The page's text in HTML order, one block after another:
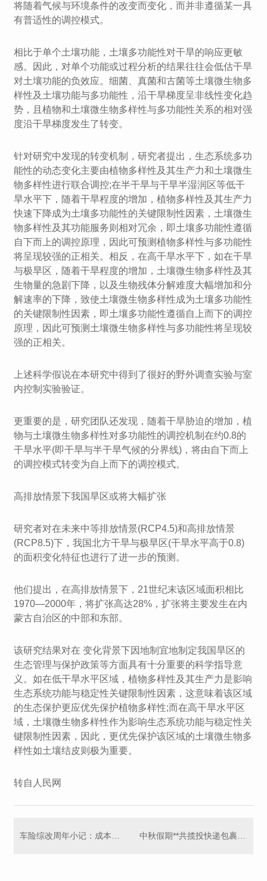
将随着气候与环境条件的改变而变化，而并非遵循某一具
有普适性的调控模式。
相比于单个土壤功能，土壤多功能性对干旱的响应更敏
感。因此，对单个功能或过程分析的结果往往会低估干旱
对土壤功能的负效应。细菌、真菌和古菌等土壤微生物多
样性及土壤功能与多功能性，沿干旱梯度呈非线性变化趋
势，且植物和土壤微生物多样性与多功能性关系的相对强
度沿干旱梯度发生了转变。
针对研究中发现的转变机制，研究者提出，生态系统多功
能性的动态变化主要由植物多样性及其生产力和土壤微生
物多样性进行联合调控;在半干旱与干旱半湿润区等低干
旱水平下，随着干旱程度的增加，植物多样性及其生产力
快速下降成为土壤多功能性的关键限制性因素，土壤微生
物多样性及其功能服务则相对冗余，即土壤多功能性遵循
自下而上的调控原理，因此可预测植物多样性与多功能性
将呈现较强的正相关。相反，在高干旱水平下，如在干旱
与极旱区，随着干旱程度的增加，土壤微生物多样性及其
生物量的急剧下降，以及生物残体分解难度大幅增加和分
解速率的下降，致使土壤微生物多样性成为土壤多功能性
的关键限制性因素，即土壤多功能性遵循自上而下的调控
原理，因此可预测土壤微生物多样性与多功能性将呈现较
强的正相关。
上述科学假说在本研究中得到了很好的野外调查实验与室
内控制实验验证。
更重要的是，研究团队还发现，随着干旱胁迫的增加，植
物与土壤微生物多样性对多功能性的调控机制在约0.8的
干旱水平(即干旱与半干旱气候的分界线)，将由自下而上
的调控模式转变为自上而下的调控模式。
高排放情景下我国旱区或将大幅扩张
研究者对在未来中等排放情景(RCP4.5)和高排放情景
(RCP8.5)下，我国北方干旱与极旱区(干旱水平高于0.8)
的面积变化特征也进行了进一步的预测。
他们提出，在高排放情景下，21世纪末该区域面积相比
1970—2000年，将扩张高达28%，扩张将主要发生在内
蒙古自治区的中部和东部。
该研究结果对在 变化背景下因地制宜地制定我国旱区的
生态管理与保护政策等方面具有十分重要的科学指导意
义。如在低干旱水平区域，植物多样性及其生产力是影响
生态系统功能与稳定性关键限制性因素，这意味着该区域
的生态保护更应优先保护植物多样性;而在高干旱水平区
域，土壤微生物多样性作为影响生态系统功能与稳定性关
键限制性因素，因此，更优先保护该区域的土壤微生物多
样性如土壤结皮则极为重要。
转自人民网